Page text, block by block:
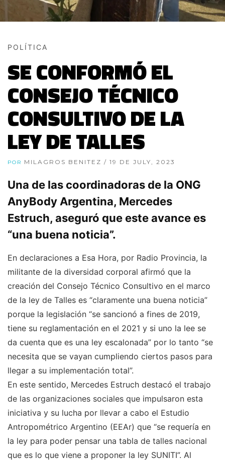
POLÍTICA
SE CONFORMÓ EL
CONSEJO TÉCNICO
CONSULTIVO DE LA
LEY DE TALLES
POR MILAGROS BENITEZ / 19 DE JULY, 2023
Una de las coordinadoras de la ONG
AnyBody Argentina, Mercedes
Estruch, aseguró que este avance es
“una buena noticia”.
En declaraciones a Esa Hora, por Radio Provincia, la
militante de la diversidad corporal afirmó que la
creación del Consejo Técnico Consultivo en el marco
de la ley de Talles es “claramente una buena noticia”
porque la legislación “se sancionó a fines de 2019,
tiene su reglamentación en el 2021 y si uno la lee se
da cuenta que es una ley escalonada” por lo tanto “se
necesita que se vayan cumpliendo ciertos pasos para
llegar a su implementación total”.
En este sentido, Mercedes Estruch destacó el trabajo
de las organizaciones sociales que impulsaron esta
iniciativa y su lucha por llevar a cabo el Estudio
Antropométrico Argentino (EEAr) que “se requería en
la ley para poder pensar una tabla de talles nacional
que es lo que viene a proponer la ley SUNITI”. Al